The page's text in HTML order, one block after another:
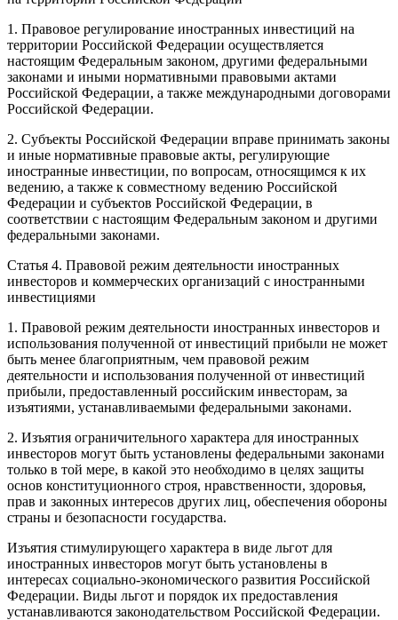
1. Правовое регулирование иностранных инвестиций на
территории Российской Федерации осуществляется
настоящим Федеральным законом, другими федеральными
законами и иными нормативными правовыми актами
Российской Федерации, а также международными договорами
Российской Федерации.
2. Субъекты Российской Федерации вправе принимать законы
и иные нормативные правовые акты, регулирующие
иностранные инвестиции, по вопросам, относящимся к их
ведению, а также к совместному ведению Российской
Федерации и субъектов Российской Федерации, в
соответствии с настоящим Федеральным законом и другими
федеральными законами.
Статья 4. Правовой режим деятельности иностранных
инвесторов и коммерческих организаций с иностранными
инвестициями
1. Правовой режим деятельности иностранных инвесторов и
использования полученной от инвестиций прибыли не может
быть менее благоприятным, чем правовой режим
деятельности и использования полученной от инвестиций
прибыли, предоставленный российским инвесторам, за
изъятиями, устанавливаемыми федеральными законами.
2. Изъятия ограничительного характера для иностранных
инвесторов могут быть установлены федеральными законами
только в той мере, в какой это необходимо в целях защиты
основ конституционного строя, нравственности, здоровья,
прав и законных интересов других лиц, обеспечения обороны
страны и безопасности государства.
Изъятия стимулирующего характера в виде льгот для
иностранных инвесторов могут быть установлены в
интересах социально-экономического развития Российской
Федерации. Виды льгот и порядок их предоставления
устанавливаются законодательством Российской Федерации.